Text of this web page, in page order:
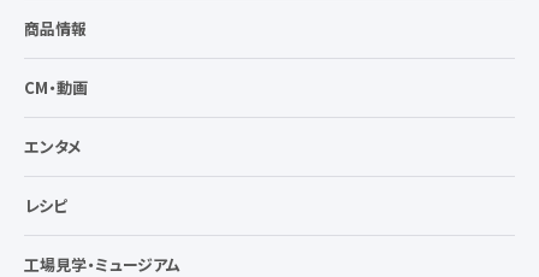
商品情報
CM・動画
エンタメ
レシピ
工場見学・ミュージアム